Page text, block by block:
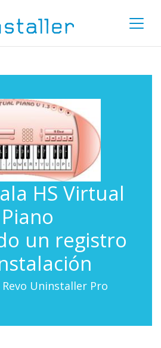
HS Virtual
Piano
un registro
Uninstaller Pro